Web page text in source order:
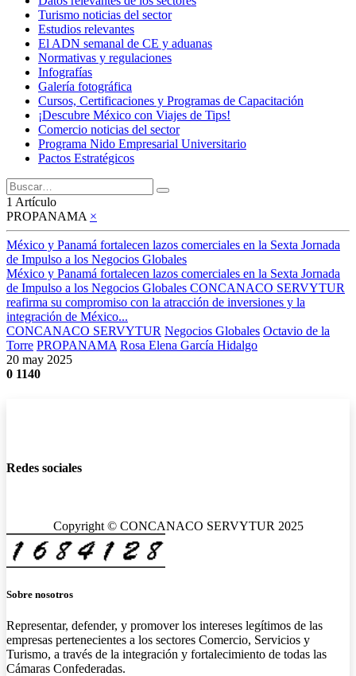
Turismo noticias del sector
Estudios relevantes
El ADN semanal de CE y aduanas
Normativas y regulaciones
Infografías
Galería fotográfica
Cursos, Certificaciones y Programas de Capacitación
¡Descubre México con Viajes de Tips!
Comercio noticias del sector
Programa Nido Empresarial Universitario
Pactos Estratégicos
1 Artículo
PROPANAMA ×
México y Panamá fortalecen lazos comerciales en la Sexta Jornada
de Impulso a los Negocios Globales
México y Panamá fortalecen lazos comerciales en la Sexta Jornada
de Impulso a los Negocios Globales CONCANACO SERVYTUR
reafirma su compromiso con la atracción de inversiones y la
integración de México...
CONCANACO SERVYTUR Negocios Globales Octavio de la
Torre PROPANAMA Rosa Elena García Hidalgo
20 may 2025
0 1140
Redes sociales
Copyright © CONCANACO SERVYTUR 2025
Sobre nosotros
Representar, defender, y promover los intereses legítimos de las
empresas pertenecientes a los sectores Comercio, Servicios y
Turismo, a través de la integración y fortalecimiento de todas las
Cámaras Confederadas.